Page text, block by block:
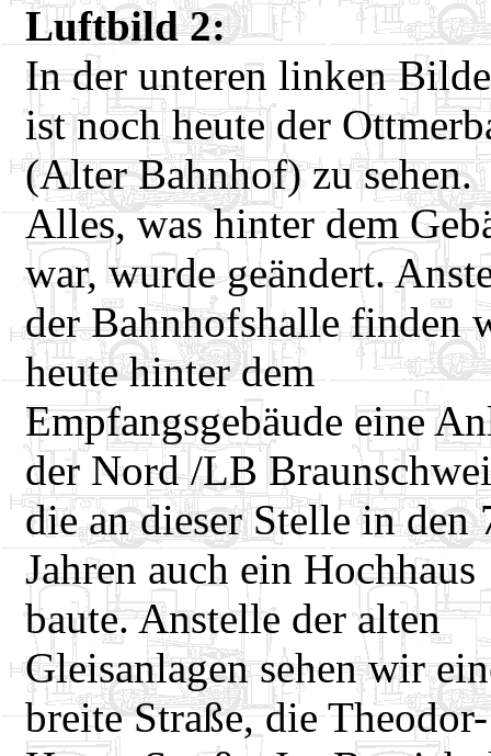
Luftbild 2:
In der unteren linken
ist noch heute der
(Alter Bahnhof) zu sehen.
Alles, was hinter dem
war, wurde geändert.
der Bahnhofshalle finden
heute hinter dem
Empfangsgebäude eine
der Nord /LB
die an dieser Stelle in den
Jahren auch ein Hochhaus
baute. Anstelle der alten
Gleisanlagen sehen wir
breite Straße, die Theodor-